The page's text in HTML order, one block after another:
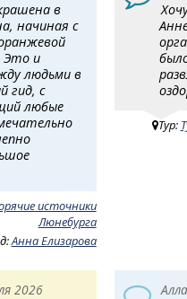
в
начиная с
Это и
людьми в
гид, с
любые
источники
Люнебурга
Анна Елизарова
Тур:
2026